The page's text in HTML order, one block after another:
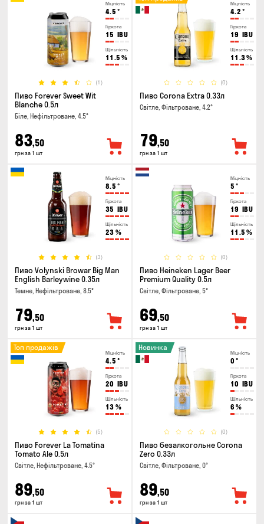
Міцність
4.5 °
Гіркота
15 IBU
Щільність
11.5 %
(1)
Пиво Forever Sweet Wit
Blanche 0.5л
Біле, Нефільтроване, 4.5°
83,50
грн за 1 шт
Міцність
4.2 °
Гіркота
19 IBU
Щільність
11.3%
(0)
Пиво Corona Extra 0.33л
Світле, Фільтроване, 4.2°
79,50
грн за 1 шт
Міцність
8.5 °
Гіркота
35 IBU
Щільність
23 %
(3)
Пиво Volynski Browar Big Man
English Barleywine 0.35л
Темне, Нефільтроване, 8.5°
79,50
грн за 1 шт
Міцність
5 °
Гіркота
19 IBU
Щільність
11.5 %
(0)
Пиво Heineken Lager Beer
Premium Quality 0.5л
Світле, Фільтроване, 5°
69,50
грн за 1 шт
Міцність
4.5 °
Гіркота
20 IBU
Щільність
13 %
(5)
Топ продажів
Пиво Forever La Tomatina
Tomato Ale 0.5л
Світле, Нефільтроване, 4.5°
89,50
грн за 1 шт
Міцність
0 °
Гіркота
10 IBU
Щільність
6 %
(0)
Новинка
Пиво безалкогольне Corona
Zero 0.33л
Світле, Фільтроване, 0°
89,50
грн за 1 шт